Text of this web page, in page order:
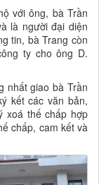
với ông, bà Trần
là người đại diện
tin, bà Trang còn
ty cho ông D.
nhất giao bà Trần
kết các văn bản,
xoá thế chấp hợp
chấp, cam kết và